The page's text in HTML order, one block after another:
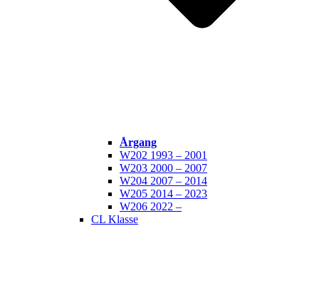
Årgang
W202 1993 – 2001
W203 2000 – 2007
W204 2007 – 2014
W205 2014 – 2023
W206 2022 –
CL Klasse